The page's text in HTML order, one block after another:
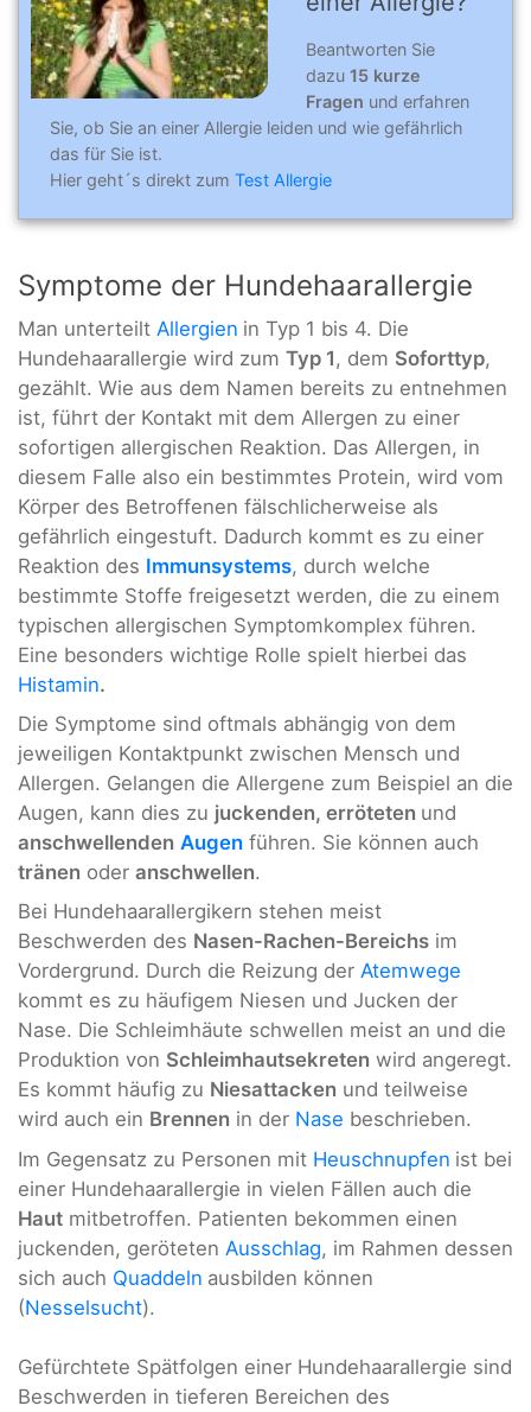
Beantworten Sie
dazu 15 kurze
Fragen und erfahren
Sie, ob Sie an einer Allergie leiden und wie gefährlich
das für Sie ist.
Hier geht´s direkt zum Test Allergie
Symptome der Hundehaarallergie
Man unterteilt Allergien in Typ 1 bis 4. Die
Hundehaarallergie wird zum Typ 1 , dem Soforttyp,
gezählt. Wie aus dem Namen bereits zu entnehmen
ist, führt der Kontakt mit dem Allergen zu einer
sofortigen allergischen Reaktion. Das Allergen, in
diesem Falle also ein bestimmtes Protein, wird vom
Körper des Betroffenen fälschlicherweise als
gefährlich eingestuft. Dadurch kommt es zu einer
Reaktion des Immunsystems, durch welche
bestimmte Stoffe freigesetzt werden, die zu einem
typischen allergischen Symptomkomplex führen.
Eine besonders wichtige Rolle spielt hierbei das
Histamin.
Die Symptome sind oftmals abhängig von dem
jeweiligen Kontaktpunkt zwischen Mensch und
Allergen. Gelangen die Allergene zum Beispiel an die
Augen, kann dies zu juckenden, erröteten und
anschwellenden Augen führen. Sie können auch
tränen oder anschwellen.
Bei Hundehaarallergikern stehen meist
Beschwerden des Nasen-Rachen-Bereichs im
Vordergrund. Durch die Reizung der Atemwege
kommt es zu häufigem Niesen und Jucken der
Nase. Die Schleimhäute schwellen meist an und die
Produktion von Schleimhautsekreten wird angeregt.
Es kommt häufig zu Niesattacken und teilweise
wird auch ein Brennen in der Nase beschrieben.
Im Gegensatz zu Personen mit Heuschnupfen ist bei
einer Hundehaarallergie in vielen Fällen auch die
Haut mitbetroffen. Patienten bekommen einen
juckenden, geröteten Ausschlag, im Rahmen dessen
sich auch Quaddeln ausbilden können
(Nesselsucht).
Gefürchtete Spätfolgen einer Hundehaarallergie sind
Beschwerden in tieferen Bereichen des